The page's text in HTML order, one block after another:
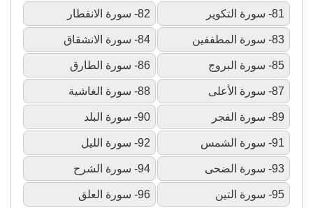
81- سورة التكوير 82- سورة الانفطار
83- سورة المطففين 84- سورة الانشقاق
85- سورة البروج 86- سورة الطارق
87- سورة الأعلى 88- سورة الغاشية
89- سورة الفجر 90- سورة البلد
91- سورة الشمس 92- سورة الليل
93- سورة الضحى 94- سورة الشرح
95- سورة التين 96- سورة العلق